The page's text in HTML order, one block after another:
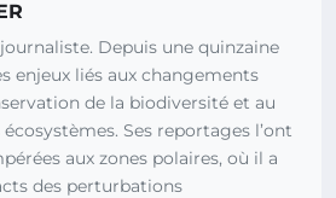
Depuis une quinzaine
enjeux liés aux changements
de la biodiversité et au
Ses reportages l’ont
aux zones polaires, où il a
des perturbations